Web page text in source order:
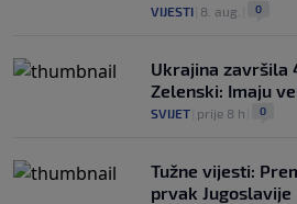
VIJESTI 8. aug. 0
Ukrajina završila
Zelenski: Imaju
SVIJET prije 8 h 0
Tužne vijesti:
prvak Jugoslavije